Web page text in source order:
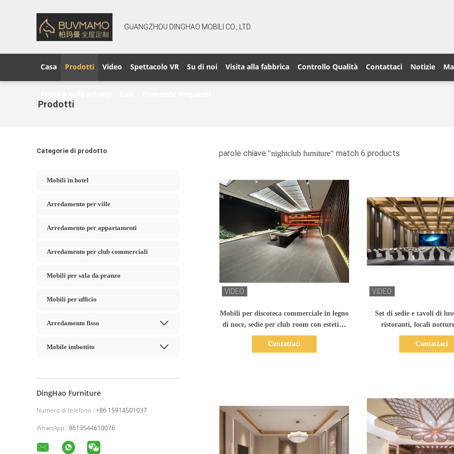
GUANGZHOU DINGHAO MOBILI CO., LTD.
Casa Prodotti Video Spettacolo VR Su di noi Visita alla fabbrica Controllo Qualità Contattaci Notizie
Prodotti
Categorie di prodotto
Mobili in hotel
Arredamento per ville
Arredamento per appartamenti
Arredamento per club commerciali
Mobili per sala da pranzo
Mobili per ufficio
Arredamento fisso
Mobile imbottito
DingHao Furniture
Numero di telefono : +86 15914501037
WhatsApp : 8613544610076
parole chiave:"nightclub furniture" match 6 products
Mobili per discoteca commerciale in legno
di noce, sedie per club room con estetica
orientale
Contattaci
Set di sedie e tavoli di
ristoranti, locali
Contattaci